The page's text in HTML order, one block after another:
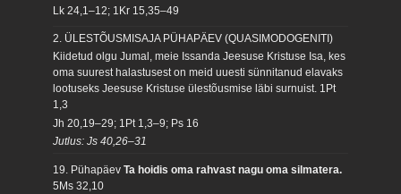
Lk 24,1–12; 1Kr 15,35–49
2. ÜLESTÕUSMISAJA PÜHAPÄEV (QUASIMODOGENITI)
Kiidetud olgu Jumal, meie Issanda Jeesuse Kristuse Isa, kes
oma suurest halastusest on meid uuesti sünnitanud elavaks
lootuseks Jeesuse Kristuse ülestõusmise läbi surnuist. 1Pt
1,3
Jh 20,19–29; 1Pt 1,3–9; Ps 16
Jutlus: Js 40,26–31
19. PühapäevTa hoidis oma rahvast nagu oma silmatera.
5Ms 32,10